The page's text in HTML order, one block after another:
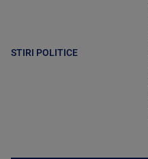
STIRI POLITICE